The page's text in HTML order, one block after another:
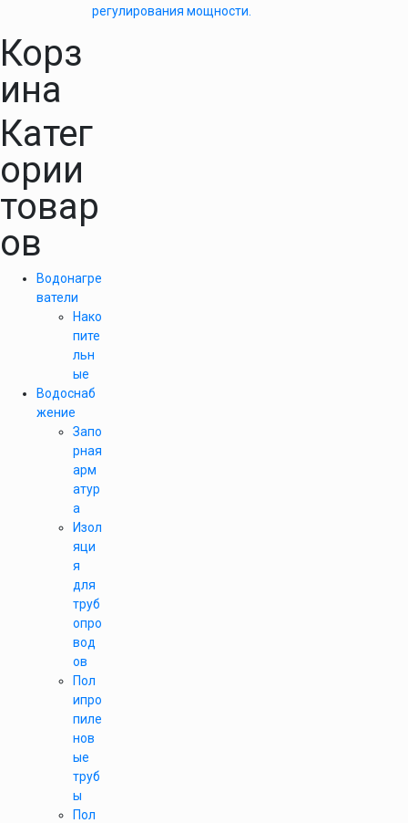
регулирования мощности.
Корз
ина
Катег
ории
товар
ов
Водонагре
ватели
Нако
пите
льн
ые
Водоснаб
жение
Запо
рная
арм
атур
а
Изол
яци
я
для
труб
опро
вод
ов
Пол
ипро
пиле
нов
ые
труб
ы
Пол